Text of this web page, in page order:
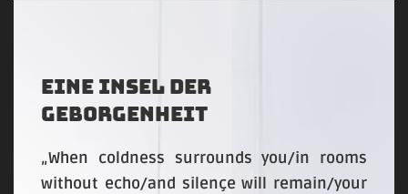
Eine Insel der
Geborgenheit
„When coldness surrounds you/in rooms
without echo/and silençe will remain/your